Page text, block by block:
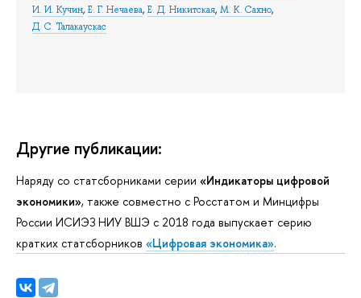
И. И. Кучин, Е. Г. Нечаева, Е. Д. Никитская, М. К. Сахно,
Д. С. Талакаускас
Другие публикации:
Наряду со статсборниками серии «Индикаторы цифровой
экономики», также совместно с Росстатом и Минцифры
России ИСИЭЗ НИУ ВШЭ с 2018 года выпускает серию
кратких статсборников «Цифровая экономика».